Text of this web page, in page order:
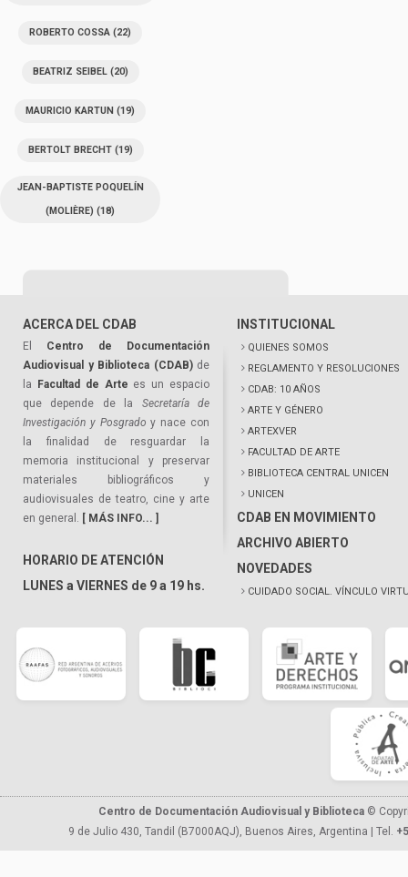
ROBERTO COSSA (22)
BEATRIZ SEIBEL(20)
MAURICIO KARTUN (19)
BERTOLT BRECHT(19)
JEAN-BAPTISTE POQUELÍN
(MOLIÈRE) (18)
ACERCA DEL CDAB
El Centro de Documentación
Audiovisual y Biblioteca (CDAB)de
la
Facultad de Arte es un espacio
que depende de la Secretaría de
Investigación y Posgrado y nace con
la finalidad de resguardar la
memoria institucional y preservar
materiales bibliográficos y
audiovisuales de teatro, cine y arte
en general. [ MÁS INFO... ]
HORARIO DE ATENCIÓN
LUNES a VIERNES de 9 a 19 hs.
INSTITUCIONAL
QUIENES SOMOS
REGLAMENTO Y RESOLUCIONES
CDAB: 10 AÑOS
ARTE Y GÉNERO
ARTEXVER
FACULTAD DE ARTE
BIBLIOTECA CENTRAL UNICEN
UNICEN
CDAB EN MOVIMIENTO
ARCHIVO ABIERTO
NOVEDADES
CUIDADO SOCIAL. VÍNCULO
Centro de Documentación Audiovisual y Biblioteca ©
9 de Julio 430, Tandil (B7000AQJ), Buenos Aires, Argentina | Tel.